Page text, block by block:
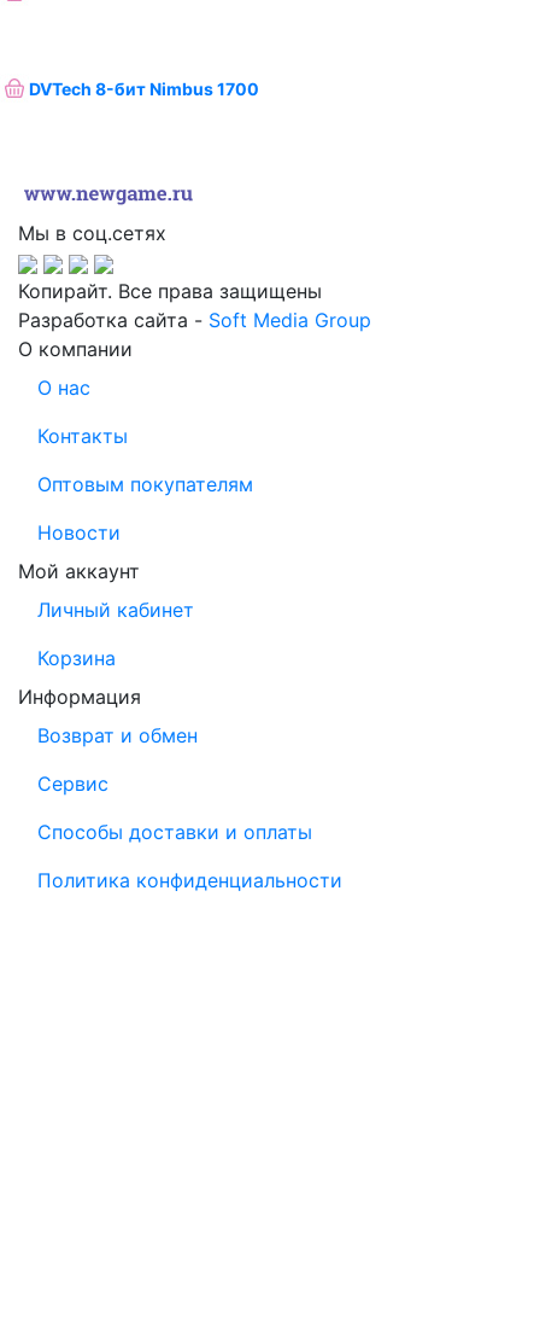
DVTech 8-бит Nimbus 1700
Мы в соц.сетях
Копирайт. Все права защищены
Разработка сайта - Soft Media Group
О компании
О нас
Контакты
Оптовым покупателям
Новости
Мой аккаунт
Личный кабинет
Корзина
Информация
Возврат и обмен
Сервис
Способы доставки и оплаты
Политика конфиденциальности